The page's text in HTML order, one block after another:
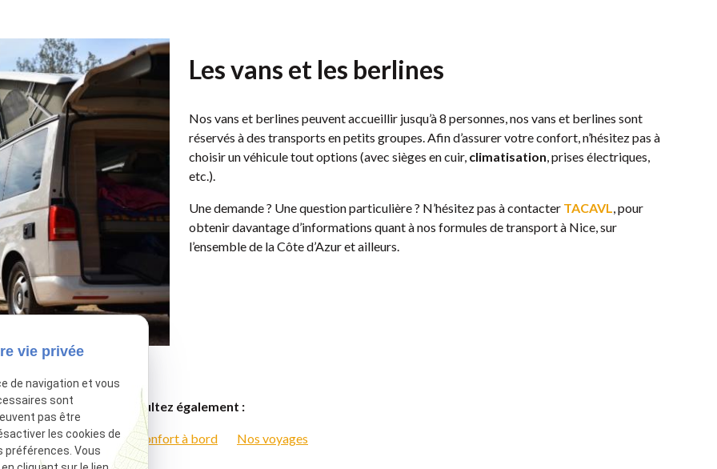
Les vans et les berlines
Nos vans et berlines peuvent accueillir jusqu’à 8 personnes, nos vans et berlines sont
réservés à des transports en petits groupes. Afin d’assurer votre confort, n’hésitez pas à
choisir un véhicule tout options (avec sièges en cuir, climatisation, prises électriques,
etc.).
Une demande ? Une question particulière ? N’hésitez pas à contacter TACAVL, pour
obtenir davantage d’informations quant à nos formules de transport à Nice, sur
l’ensemble de la Côte d’Azur et ailleurs.
Consultez également :
La sécurité et le confort à bord Nos voyages
vie privée
de navigation et vous
sont
pas être
les cookies de
préférences. Vous